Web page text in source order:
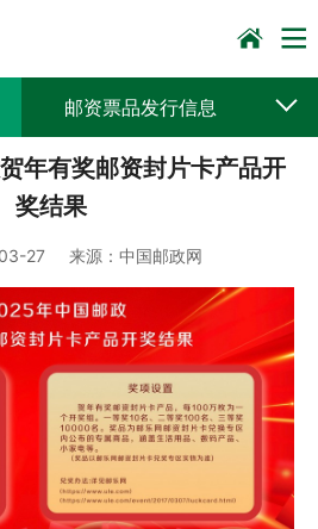
邮资票品发行信息
预决算公开
年有奖邮资封片卡产品开
奖结果
27 来源： 中国邮政网